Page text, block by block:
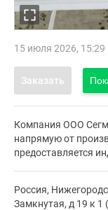
15 июля 2026, 15:29
Заказать
Компания ООО
напрямую от
предоставляется
Россия,
Замкнутая, д 19 к